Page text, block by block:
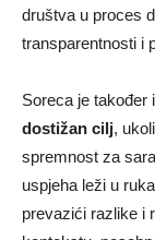
društva u proces
transparentnosti i
Soreca je također
dostižan cilj,
spremnost za
uspjeha leži u
prevazići razlike i